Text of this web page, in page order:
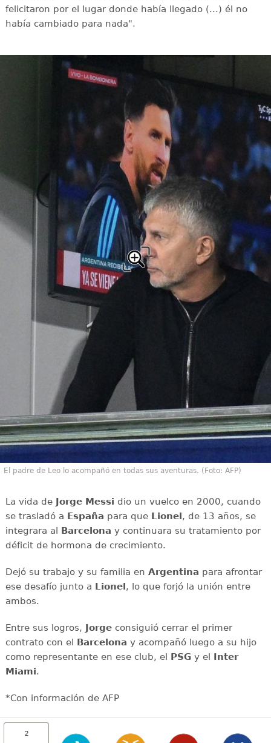
felicitaron por el lugar donde había llegado (...) él no
había cambiado para nada".
El padre de Leo lo acompañó en todas sus aventuras. (Foto: AFP)
La vida de Jorge Messi dio un vuelco en 2000, cuando
se trasladó a España para que Lionel, de 13 años, se
integrara al Barcelona y continuara su tratamiento por
déficit de hormona de crecimiento.
Dejó su trabajo y su familia en Argentina para afrontar
ese desafío junto a Lionel, lo que forjó la unión entre
ambos.
Entre sus logros, Jorgeconsiguió cerrar el primer
contrato con el Barcelona y acompañó luego a su hijo
como representante en ese club, el PSGy el Inter
Miami.
*Con información de AFP
2